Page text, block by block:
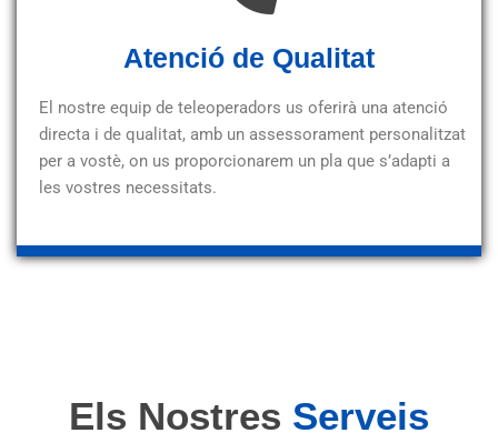
Atenció de Qualitat
El nostre equip de teleoperadors us oferirà una atenció
directa i de qualitat, amb un assessorament personalitzat
per a vostè, on us proporcionarem un pla que s’adapti a
les vostres necessitats.
Els Nostres Serveis